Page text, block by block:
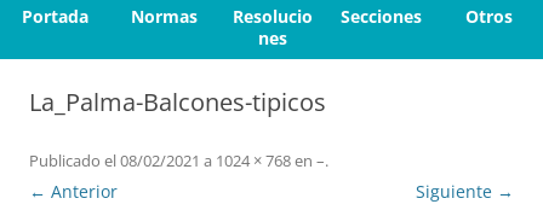
Portada Normas
Resolucio
nes
Secciones Otros
La_Palma-Balcones-tipicos
Publicado el08/02/2021 a 1024 × 768en –.
← Anterior Siguiente →